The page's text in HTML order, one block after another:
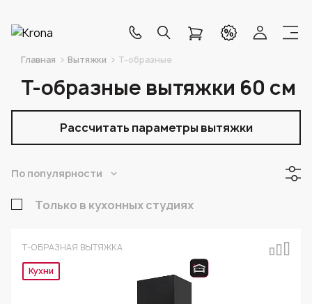
Главная Вытяжки Т-образные
Т-образные вытяжки 60 см
Рассчитать параметры вытяжки
По популярности
Только в кухонных студиях
Т-ОБРАЗНАЯ ВЫТЯЖКА
Кухни